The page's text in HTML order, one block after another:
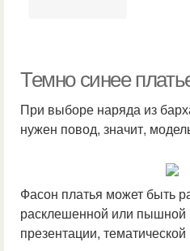
Темно синее
При выборе наряда из
нужен повод, значит,
Фасон платья может быть
расклешенной или пышной
презентации,